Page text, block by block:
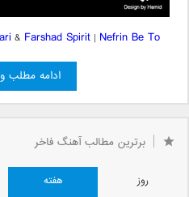
& Farshad Spirit | Nefrin Be To
ادامه مطلب و
برترین مطالب آهنگ فاخر
روز هفته